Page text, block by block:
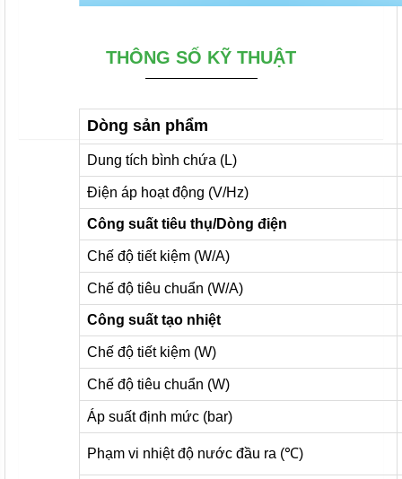
THÔNG SỐ KỸ THUẬT
Dòng sản phẩm
Dung tích bình chứa (L)
Điện áp hoạt động (V/Hz)
Công suất tiêu thụ/Dòng điện
Chế độ tiết kiệm (W/A)
Chế độ tiêu chuẩn (W/A)
Công suất tạo nhiệt
Chế độ tiết kiệm (W)
Chế độ tiêu chuẩn (W)
Áp suất định mức (bar)
Phạm vi nhiệt độ nước đầu ra (℃)